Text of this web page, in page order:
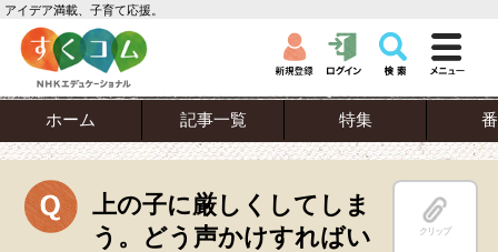
アイデア満載、子育て応援。
ホーム 記事一覧 特集
上の子に厳しくしてしま
う。どう声かけすればい
クリップ